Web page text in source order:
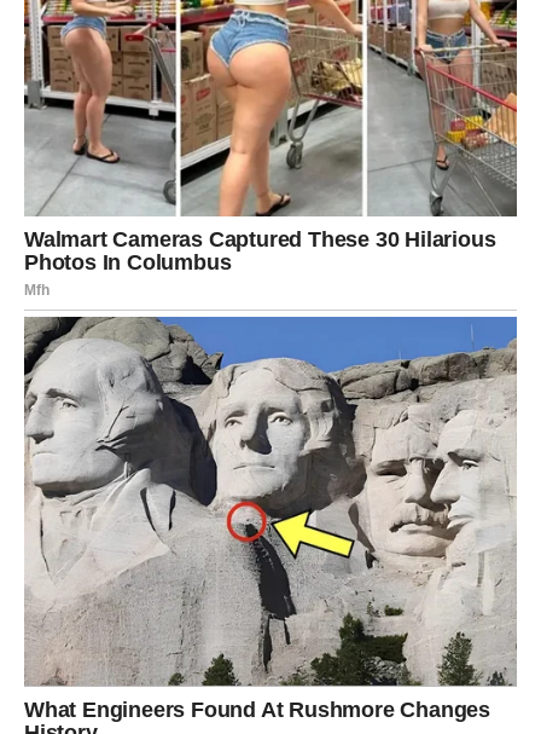
Primjena:Borite se protiv kandide i kožnih problema s moćnim
svojstvima ulja češnjaka, kao što je pokazano u studiji
objavljenoj u Journal of Nutrition. Iskusite njegovu izvanrednu
učinkovitost svakodnevnom primjenom ulja izravno na
zahvaćeno područje kože.
Kako biste ublažili neugodu zubobolje, jednostavno natopite
vatu u ulju od češnjaka i nanesite je izravno na dotični zub.
Češnjak posjeduje alicin, izuzetno protuupalno sredstvo koje
učinkovito ublažava bol. Nadalje, ulje češnjaka služi kao
iznimno moćan prirodni lijek koji nudi olakšanje za mnoštvo
zdravstvenih problema. Priprema ovog čudesnog eliksira kod
kuće jednostavan je zadatak, a njegovo uključivanje u vašu
rutinu može uvelike poboljšati vaše cjelokupno zdravlje i
osjećaj blagostanja. Primijenite ove preporuke i iskusite brojne